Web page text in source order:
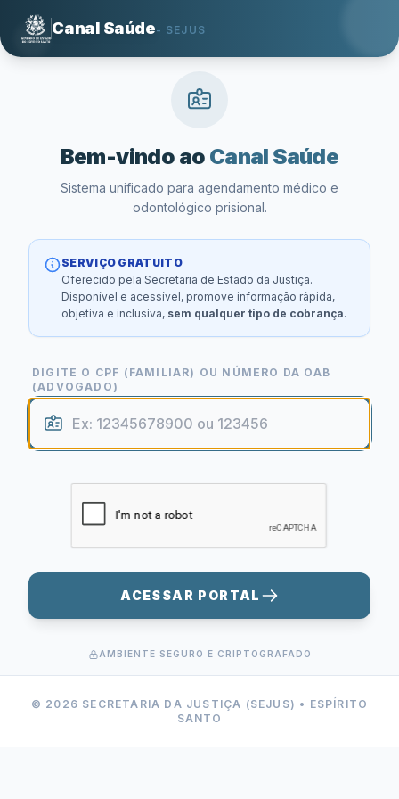
Canal Saúde- SEJUS
Bem-vindo ao Canal Saúde
Sistema unificado para agendamento médico e
odontológico prisional.
SERVIÇO GRATUITO
Oferecido pela Secretaria de Estado da Justiça.
Disponível e acessível, promove informação rápida,
objetiva e inclusiva, sem qualquer tipo de cobrança.
DIGITE O CPF (FAMILIAR) OU NÚMERO DA OAB
(ADVOGADO)
ACESSAR PORTAL
AMBIENTE SEGURO E CRIPTOGRAFADO
© 2026 SECRETARIA DA JUSTIÇA (SEJUS) • ESPÍRITO
SANTO